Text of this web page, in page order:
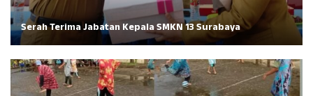
Serah Terima Jabatan Kepala SMKN 13 Surabaya